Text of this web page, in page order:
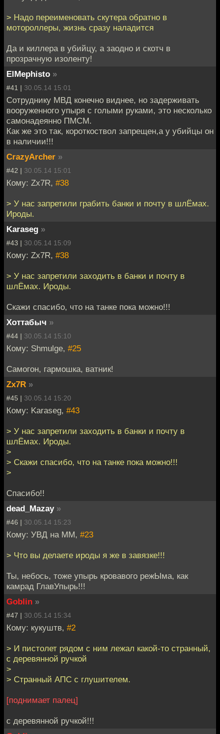
> Надо переименовать скутера обратно в
мотороллеры, жизнь сразу наладится
Да и киллера в убийцу, а заодно и скотч в
прозрачную изоленту!
ElMephisto »
#41 | 30.05.14 15:01
Сотруднику МВД конечно виднее, но задерживать
вооруженного упыря с голыми руками, это несколько
самонадеянно ПМСМ.
Как же это так, короткоствол запрещен,а у убийцы он
в наличии!!!
CrazyArcher »
#42 | 30.05.14 15:01
Кому: Zx7R, #38
> У нас запретили грабить банки и почту в шлЁмах.
Ироды.
Karaseg »
#43 | 30.05.14 15:09
Кому: Zx7R, #38
> У нас запретили заходить в банки и почту в
шлЁмах. Ироды.
Скажи спасибо, что на танке пока можно!!!
Хоттабыч »
#44 | 30.05.14 15:10
Кому: Shmulge, #25
Самогон, гармошка, ватник!
Zx7R »
#45 | 30.05.14 15:20
Кому: Karaseg, #43
> У нас запретили заходить в банки и почту в
шлЁмах. Ироды.
>
> Скажи спасибо, что на танке пока можно!!!
>
Спасибо!!
dead_Mazay »
#46 | 30.05.14 15:23
Кому: УВД на ММ, #23
> Что вы делаете ироды я же в завязке!!!
Ты, небось, тоже упырь кровавого режЫма, как
камрад ГлавУпырь!!!
Goblin »
#47 | 30.05.14 15:34
Кому: кукуштв, #2
> И пистолет рядом с ним лежал какой-то странный,
с деревянной ручкой
>
> Странный АПС с глушителем.
[поднимает палец]
с деревянной ручкой!!!